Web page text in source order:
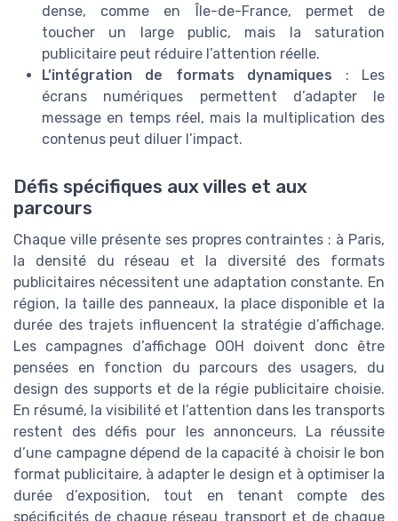
dense, comme en Île-de-France, permet de
toucher un large public, mais la saturation
publicitaire peut réduire l’attention réelle.
L’intégration de formats dynamiques : Les
écrans numériques permettent d’adapter le
message en temps réel, mais la multiplication des
contenus peut diluer l’impact.
Défis spécifiques aux villes et aux
parcours
Chaque ville présente ses propres contraintes : à Paris,
la densité du réseau et la diversité des formats
publicitaires nécessitent une adaptation constante. En
région, la taille des panneaux, la place disponible et la
durée des trajets influencent la stratégie d’affichage.
Les campagnes d’affichage OOH doivent donc être
pensées en fonction du parcours des usagers, du
design des supports et de la régie publicitaire choisie.
En résumé, la visibilité et l’attention dans les transports
restent des défis pour les annonceurs. La réussite
d’une campagne dépend de la capacité à choisir le bon
format publicitaire, à adapter le design et à optimiser la
durée d’exposition, tout en tenant compte des
spécificités de chaque réseau transport et de chaque